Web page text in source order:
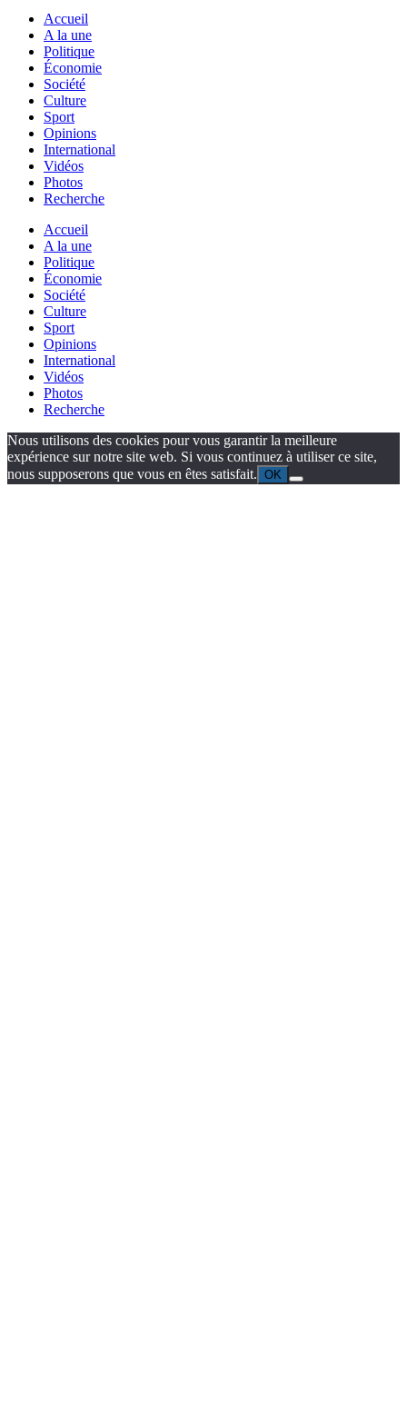
Accueil
A la une
Politique
Économie
Société
Culture
Sport
Opinions
International
Vidéos
Photos
Recherche
Accueil
A la une
Politique
Économie
Société
Culture
Sport
Opinions
International
Vidéos
Photos
Recherche
Nous utilisons des cookies pour vous garantir la meilleure
expérience sur notre site web. Si vous continuez à utiliser ce site,
nous supposerons que vous en êtes satisfait. OK